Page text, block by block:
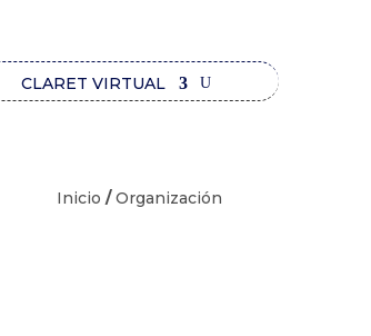
CLARET VIRTUAL
Inicio /Organización